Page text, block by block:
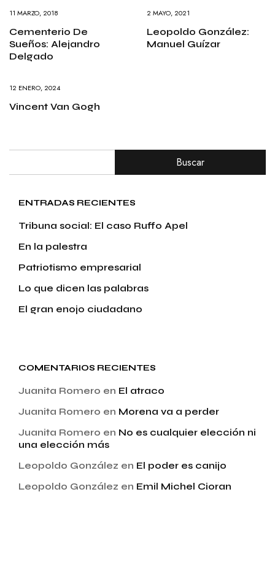
11 MARZO, 2018
Cementerio De
Sueños: Alejandro
Delgado
2 MAYO, 2021
Leopoldo González:
Manuel Guízar
12 ENERO, 2024
Vincent Van Gogh
Buscar
ENTRADAS RECIENTES
Tribuna social: El caso Ruffo Apel
En la palestra
Patriotismo empresarial
Lo que dicen las palabras
El gran enojo ciudadano
COMENTARIOS RECIENTES
Juanita Romero en El atraco
Juanita Romero en Morena va a perder
Juanita Romero en No es cualquier elección ni
una elección más
Leopoldo González en El poder es canijo
Leopoldo González en Emil Michel Cioran